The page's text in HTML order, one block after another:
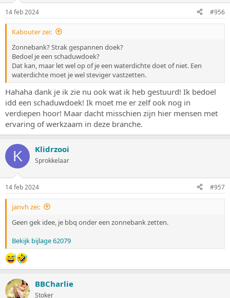
n
g
14 feb 2024 #956
Kabouter zei:
Zonnebank? Strak gespannen doek?
Bedoel je een schaduwdoek?
Dat kan, maar let wel op of je een waterdichte doet of niet. Een
waterdichte moet je wel steviger vastzetten.
Hahaha dank je ik zie nu ook wat ik heb gestuurd! Ik bedoel
idd een schaduwdoek! Ik moet me er zelf ook nog in
verdiepen hoor! Maar dacht misschien zijn hier mensen met
ervaring of werkzaam in deze branche.
K Klidrzooi
Sprokkelaar
14 feb 2024 #957
janvh zei:
Geen gek idee, je bbq onder een zonnebank zetten.
Bekijk bijlage 62079
BBCharlie
Stoker